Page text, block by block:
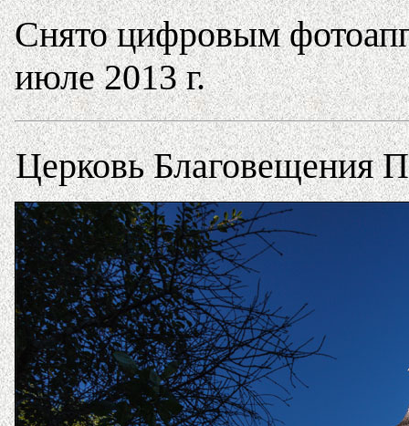
Снято цифровым
июле 2013 г.
Церковь Благовещения